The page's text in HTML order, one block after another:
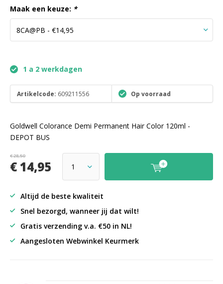
Maak een keuze: *
1 a 2 werkdagen
Artikelcode: 609211556 Op voorraad
Goldwell Colorance Demi Permanent Hair Color 120ml -
DEPOT BUS
€ 28,50
€ 14,95
Altijd de beste kwaliteit
Snel bezorgd, wanneer jij dat wilt!
Gratis verzending v.a. €50 in NL!
Aangesloten Webwinkel Keurmerk